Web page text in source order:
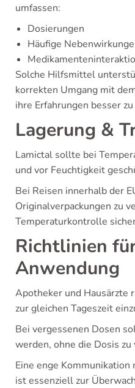
umfassen:
Dosierungen
Häufige
Solche Hilfsmittel
korrekten Umgang mit
ihre Erfahrungen besser
Lagerung &
Lamictal sollte bei
und vor Feuchtigkeit
Bei Reisen innerhalb der
Originalverpackungen zu
Temperaturkontrolle
Richtlinien
Anwendung
Apotheker und Hausärzte
zur gleichen Tageszeit
Bei vergessenen Dosen
werden, ohne die Dosis zu
Eine enge
ist essenziell zur